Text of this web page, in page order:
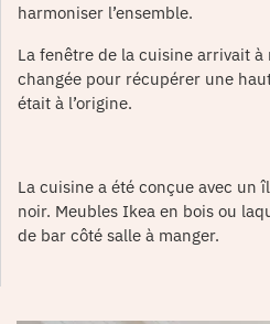
harmoniser l’ensemble.
La fenêtre de la cuisine arrivait
changée pour récupérer une
était à l’origine.
La cuisine a été conçue avec un
noir. Meubles Ikea en bois ou
de bar côté salle à manger.